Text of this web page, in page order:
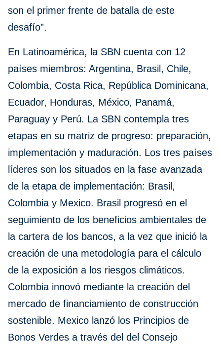
son el primer frente de batalla de este
desafío”.
En Latinoamérica, la SBN cuenta con 12
países miembros: Argentina, Brasil, Chile,
Colombia, Costa Rica, República Dominicana,
Ecuador, Honduras, México, Panamá,
Paraguay y Perú. La SBN contempla tres
etapas en su matriz de progreso: preparación,
implementación y maduración. Los tres países
líderes son los situados en la fase avanzada
de la etapa de implementación: Brasil,
Colombia y Mexico. Brasil progresó en el
seguimiento de los beneficios ambientales de
la cartera de los bancos, a la vez que inició la
creación de una metodología para el cálculo
de la exposición a los riesgos climáticos.
Colombia innovó mediante la creación del
mercado de financiamiento de construcción
sostenible. Mexico lanzó los Principios de
Bonos Verdes a través del del Consejo